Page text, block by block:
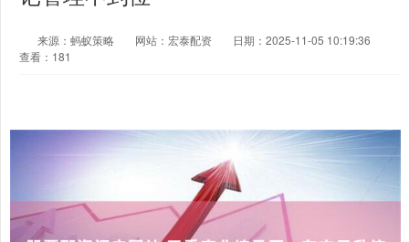
来源：蚂蚁策略 网站：宏泰配资
日期：2025-11-05 10:19:36
查看：181